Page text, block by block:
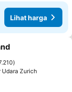
Lihat harga
ke favorit
Udara Zurich